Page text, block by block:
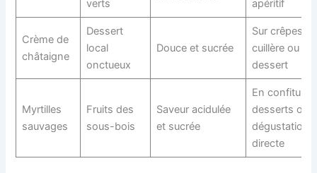
verts
apéritif
Crème de
châtaigne
Dessert
local
onctueux
Douce et sucrée
Sur crêpes, à
cuillère ou en
dessert
Myrtilles
sauvages
Fruits des
sous-bois
Saveur acidulée
et sucrée
En confiture,
desserts ou
dégustation
directe